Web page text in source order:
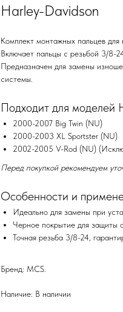
Harley-Davidson
Комплект монтажных пальцев для
Включает пальцы с резьбой 3/8-
Предназначен для замены
системы.
Подходит для моделей
2000-2007 Big Twin (NU)
2000-2003 XL Sportster (NU)
2002-2005 V-Rod (NU)
Перед покупкой рекомендуем
Особенности и
Идеально для замены при
Черное покрытие для защиты
Точная резьба 3/8-24,
Бренд: MCS.
Наличие: В наличии